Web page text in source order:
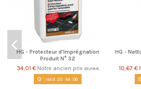
HG - Protecteur d'Imprégnation
Produit N° 32
34,01 € Notre ancien prix37,79 €
144d. 20:54:06
HG -
10,67 €